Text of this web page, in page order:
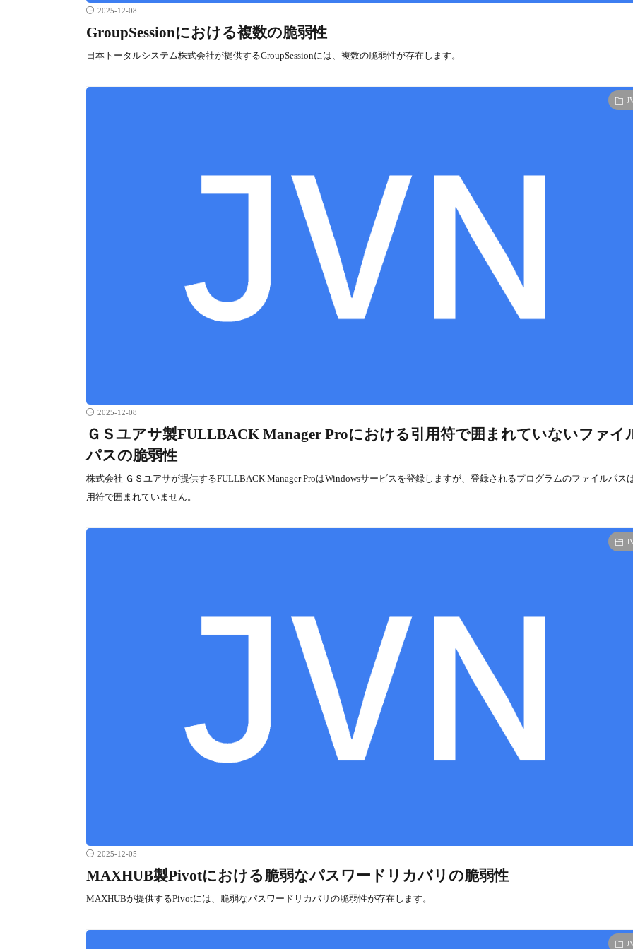
2025-12-08
GroupSessionにおける複数の脆弱性
日本トータルシステム株式会社が提供するGroupSessionには、複数の脆弱性が存在します。
2025-12-08
ＧＳユアサ製FULLBACK Manager Proにおける引用符で囲まれていないファイ
パスの脆弱性
株式会社 ＧＳユアサが提供するFULLBACK Manager ProはWindowsサービスを登録しますが、登録されるプログラムのファイルパス
用符で囲まれていません。
2025-12-05
MAXHUB製Pivotにおける脆弱なパスワードリカバリの脆弱性
MAXHUBが提供するPivotには、脆弱なパスワードリカバリの脆弱性が存在します。